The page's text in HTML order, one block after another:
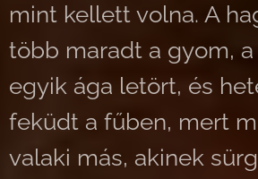
mint kellett volna. A
több maradt a gyom,
egyik ága letört, és
feküdt a fűben, mert
valaki más, akinek